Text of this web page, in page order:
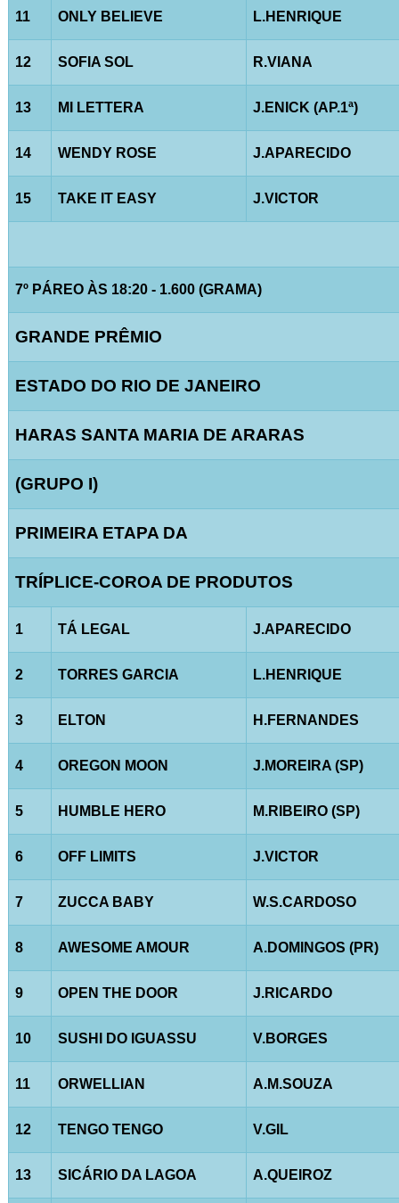
11 ONLY BELIEVE L.HENRIQUE
12 SOFIA SOL R.VIANA
13 MI LETTERA J.ENICK (AP.1ª)
14 WENDY ROSE J.APARECIDO
15 TAKE IT EASY J.VICTOR
7º PÁREO ÀS 18:20 - 1.600 (GRAMA)
GRANDE PRÊMIO
ESTADO DO RIO DE JANEIRO
HARAS SANTA MARIA DE ARARAS
(GRUPO I)
PRIMEIRA ETAPA DA
TRÍPLICE-COROA DE PRODUTOS
1 TÁ LEGAL J.APARECIDO
2 TORRES GARCIA L.HENRIQUE
3 ELTON H.FERNANDES
4 OREGON MOON J.MOREIRA (SP)
5 HUMBLE HERO M.RIBEIRO (SP)
6 OFF LIMITS J.VICTOR
7 ZUCCA BABY W.S.CARDOSO
8 AWESOME AMOUR A.DOMINGOS (PR)
9 OPEN THE DOOR J.RICARDO
10 SUSHI DO IGUASSU V.BORGES
11 ORWELLIAN A.M.SOUZA
12 TENGO TENGO V.GIL
13 SICÁRIO DA LAGOA A.QUEIROZ